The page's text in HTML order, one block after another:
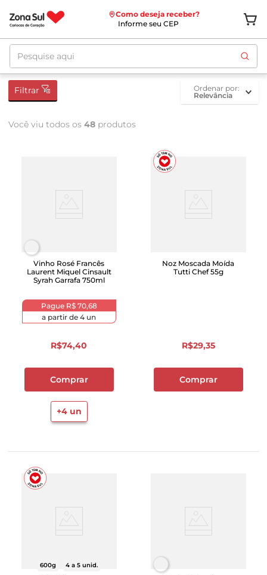
Como deseja receber?
Informe seu CEP
Pesquise aqui
Filtrar
ordenar por
Relevância
Você viu todos os 48 produtos
Vinho Rosé Francês
Laurent Miquel Cinsault
Syrah Garrafa 750ml
Pague R$ 70,68
a partir de 4 un
R$74,40
Comprar
+4un
Noz Moscada Moída
Tutti Chef 55g
R$29,35
Comprar
600g 4 a 5 unid.